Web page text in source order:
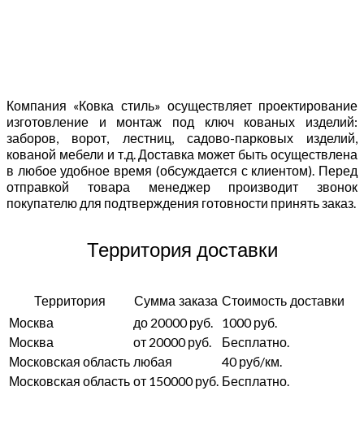
Компания «Ковка стиль» осуществляет проектирование
изготовление и монтаж под ключ кованых изделий:
заборов, ворот, лестниц, садово-парковых изделий,
кованой мебели и т.д. Доставка может быть осуществлена
в любое удобное время (обсуждается с клиентом). Перед
отправкой товара менеджер производит звонок
покупателю для подтверждения готовности принять заказ.
Территория доставки
Территория Сумма заказа Стоимость доставки
Москва до 20000 руб.
1000 руб.
Москва
от 20000 руб.
Бесплатно.
Московская область любая
40 руб/км.
Московская область от 150000 руб. Бесплатно.